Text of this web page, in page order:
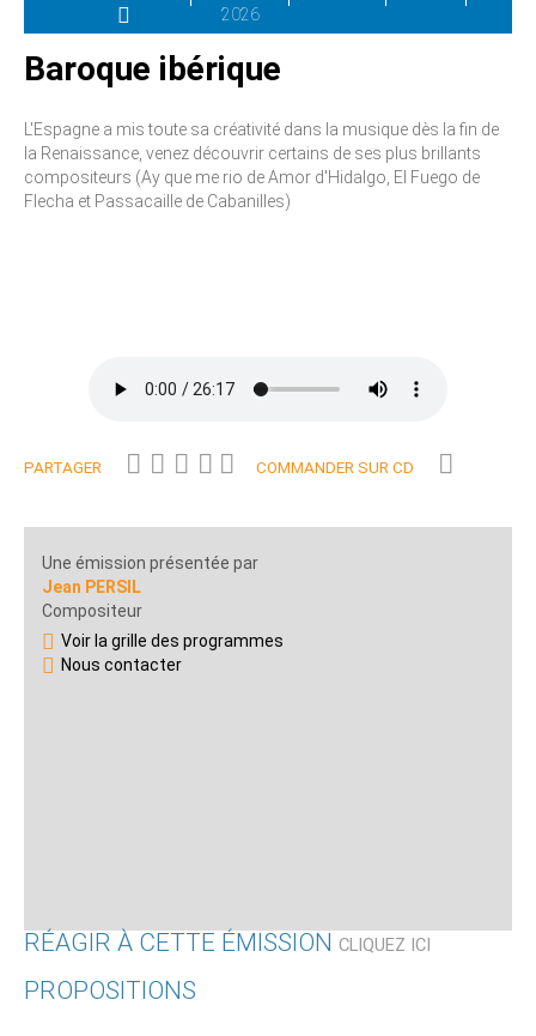
2026
Baroque ibérique
L'Espagne a mis toute sa créativité dans la musique dès la fin de
la Renaissance, venez découvrir certains de ses plus brillants
compositeurs (Ay que me rio de Amor d'Hidalgo, El Fuego de
Flecha et Passacaille de Cabanilles)
PARTAGER COMMANDER SUR CD
Une émission présentée par
Jean PERSIL
Compositeur
Voir la grille des programmes
Nous contacter
RÉAGIR À CETTE ÉMISSION CLIQUEZ ICI
PROPOSITIONS